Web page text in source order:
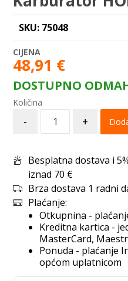
SKU: 75048
48,91 €
DOSTUPNO
- +
Besplatna dostava i
iznad 70 €
Brza dostava 1 radni
Plaćanje:
Otkupnina -
Kreditna kartica -
MasterCard,
Ponuda - plaćanje
općom uplatnicom